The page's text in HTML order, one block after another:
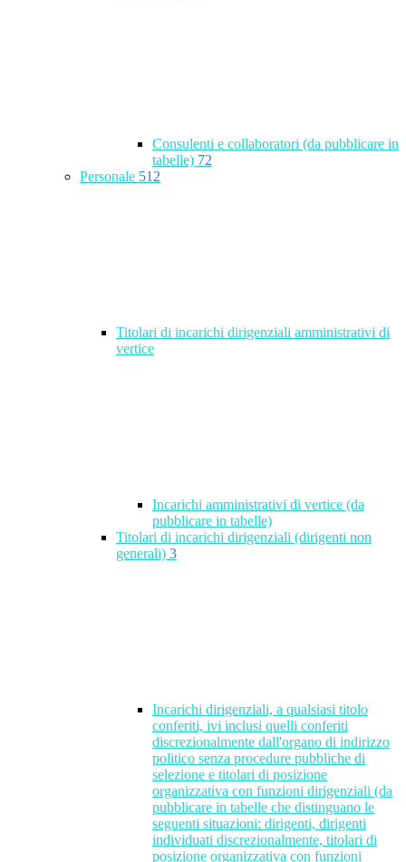
Consulenti e collaboratori (da pubblicare in
tabelle) 72
Personale 512
Titolari di incarichi dirigenziali amministrativi di
vertice
Incarichi amministrativi di vertice (da
pubblicare in tabelle)
Titolari di incarichi dirigenziali (dirigenti non
generali) 3
Incarichi dirigenziali, a qualsiasi titolo
conferiti, ivi inclusi quelli conferiti
discrezionalmente dall'organo di indirizzo
politico senza procedure pubbliche di
selezione e titolari di posizione
organizzativa con funzioni dirigenziali (da
pubblicare in tabelle che distinguano le
seguenti situazioni: dirigenti, dirigenti
individuati discrezionalmente, titolari di
posizione organizzativa con funzioni